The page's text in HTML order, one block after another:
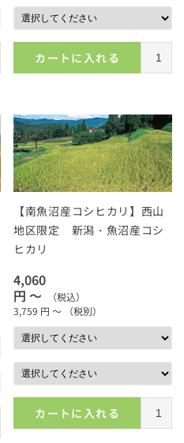
カートに入れる
【南魚沼産コシヒカリ】西山
地区限定 新潟・魚沼産コシ
ヒカリ
4,060
円 ～
（税込）
3,759 円 ～ （税別）
カートに入れる